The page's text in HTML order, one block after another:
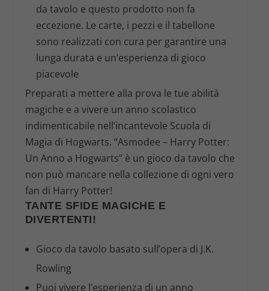
da tavolo e questo prodotto non fa
eccezione. Le carte, i pezzi e il tabellone
sono realizzati con cura per garantire una
lunga durata e un’esperienza di gioco
piacevole
Preparati a mettere alla prova le tue abilità
magiche e a vivere un anno scolastico
indimenticabile nell’incantevole Scuola di
Magia di Hogwarts. “Asmodee – Harry Potter:
Un Anno a Hogwarts” è un gioco da tavolo che
non può mancare nella collezione di ogni vero
fan di Harry Potter!
TANTE SFIDE MAGICHE E
DIVERTENTI!
Gioco da tavolo basato sull’opera di J.K.
Rowling
Puoi vivere l’esperienza di un anno